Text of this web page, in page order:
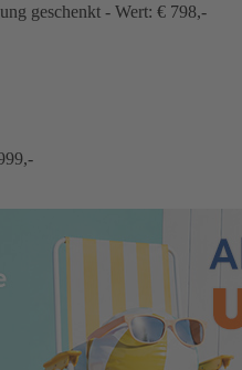
geschenkt - Wert: € 798,-